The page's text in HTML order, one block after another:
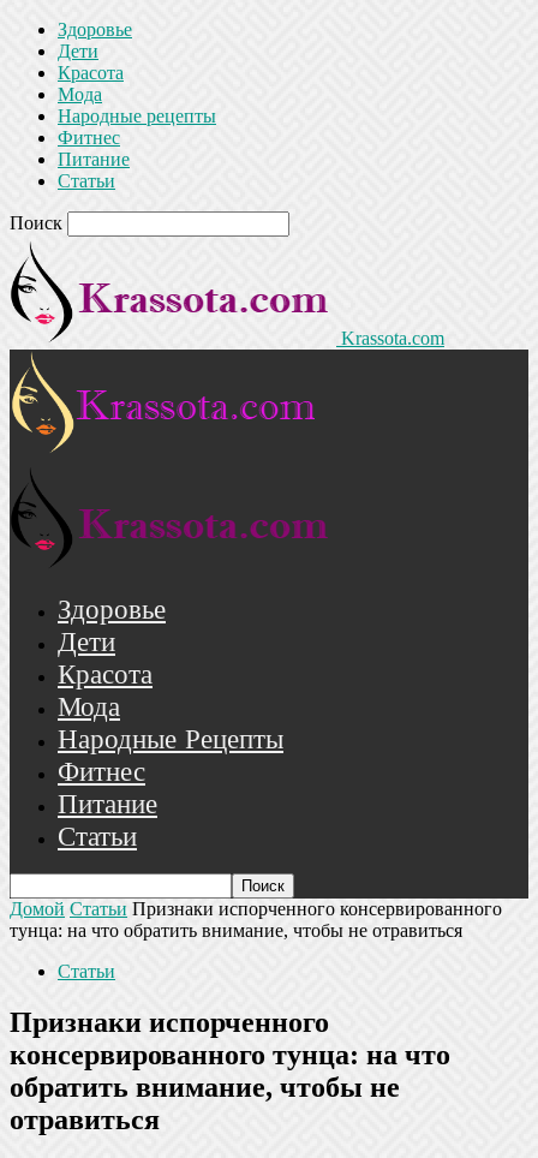
Здоровье
Дети
Красота
Мода
Народные рецепты
Фитнес
Питание
Статьи
Поиск
Krassota.com
Здоровье
Дети
Красота
Мода
Народные Рецепты
Фитнес
Питание
Статьи
Домой Статьи Признаки испорченного консервированного
тунца: на что обратить внимание, чтобы не отравиться
Статьи
Признаки испорченного
консервированного тунца: на что
обратить внимание, чтобы не
отравиться